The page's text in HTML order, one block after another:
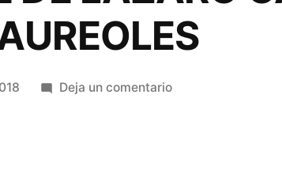
Deja un comentarioen